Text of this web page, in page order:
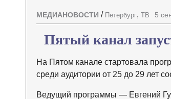
МЕДИАНОВОСТИ / Петербург, ТВ 5
Пятый канал
На Пятом канале стартовала
среди аудитории от 25 до 29 лет
Ведущий программы — Евгений